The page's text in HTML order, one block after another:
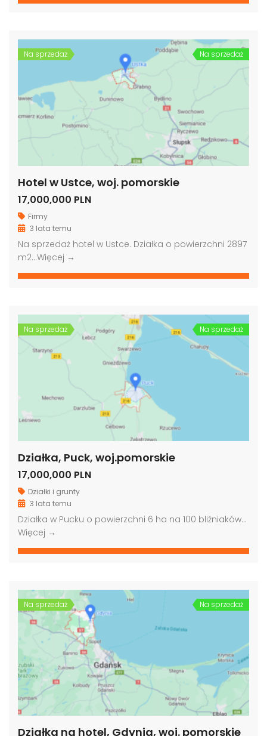
Na sprzedaż Na sprzedaż
Hotel w Ustce, woj. pomorskie
17,000,000 PLN
Firmy
3 lata temu
Na sprzedaż hotel w Ustce. Działka o powierzchni 2897
m2…Więcej →
Na sprzedaż Na sprzedaż
Działka, Puck, woj.pomorskie
17,000,000 PLN
Działki i grunty
3 lata temu
Działka w Pucku o powierzchni 6 ha na 100 bliźniaków…
Więcej →
Na sprzedaż Na sprzedaż
Działka na hotel, Gdynia, woj. pomorskie